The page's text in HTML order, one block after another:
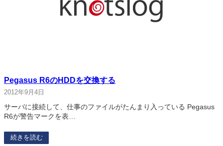
Pegasus R6のHDDを交換する
2012年9月4日
サーバに接続して、仕事のファイルがたんまり入っている Pegasus
R6が警告マークを表…
続きを読む